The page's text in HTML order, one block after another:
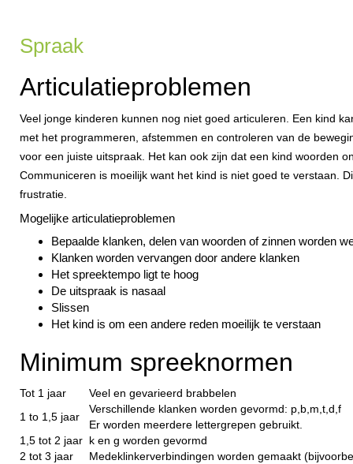
Spraak
Articulatieproblemen
Veel jonge kinderen kunnen nog niet goed articuleren. Een kind
met het programmeren, afstemmen en controleren van de
voor een juiste uitspraak. Het kan ook zijn dat een kind woorden
Communiceren is moeilijk want het kind is niet goed te verstaan.
frustratie.
Mogelijke articulatieproblemen
Bepaalde klanken, delen van woorden of zinnen worden
Klanken worden vervangen door andere klanken
Het spreektempo ligt te hoog
De uitspraak is nasaal
Slissen
Het kind is om een andere reden moeilijk te verstaan
Minimum spreeknormen
Tot 1 jaar
Veel en gevarieerd brabbelen
1 to 1,5 jaar
Verschillende klanken worden gevormd: p,b,m,t,d,f
Er worden meerdere lettergrepen gebruikt.
1,5 tot 2 jaar k en g worden gevormd
2 tot 3 jaar
Medeklinkerverbindingen worden gemaakt